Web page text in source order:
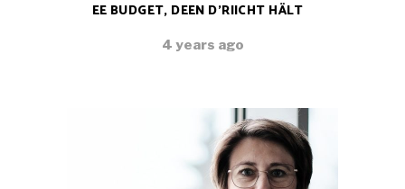
EE BUDGET, DEEN D’RIICHT HÄLT
4 years ago